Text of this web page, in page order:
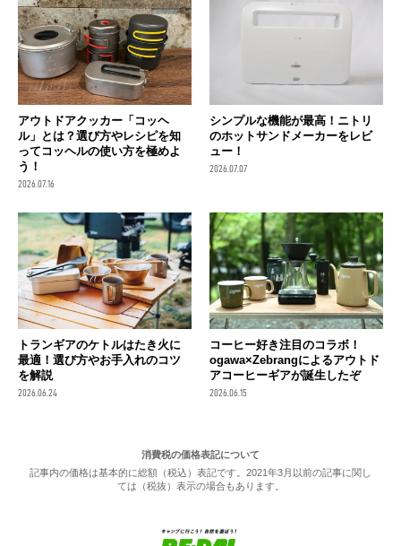
アウトドアクッカー「コッヘ
ル」とは？選び方やレシピを知
ってコッヘルの使い方を極めよ
う！
2026.07.16
シンプルな機能が最高！ニトリ
のホットサンドメーカーをレビ
ュー！
2026.07.07
トランギアのケトルはたき火に
最適！選び方やお手入れのコツ
を解説
2026.06.24
コーヒー好き注目のコラボ！
ogawa×Zebrangによるアウトド
アコーヒーギアが誕生したぞ
2026.06.15
消費税の価格表記について
記事内の価格は基本的に総額（税込）表記です。2021年3月以前の記事に関し
ては（税抜）表示の場合もあります。